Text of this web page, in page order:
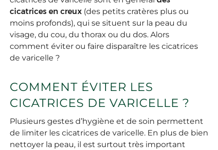
cicatrices en creux (des petits cratères plus ou
moins profonds), qui se situent sur la peau du
visage, du cou, du thorax ou du dos. Alors
comment éviter ou faire disparaître les cicatrices
de varicelle ?
COMMENT ÉVITER LES
CICATRICES DE VARICELLE ?
Plusieurs gestes d’hygiène et de soin permettent
de limiter les cicatrices de varicelle. En plus de bien
nettoyer la peau, il est surtout très important